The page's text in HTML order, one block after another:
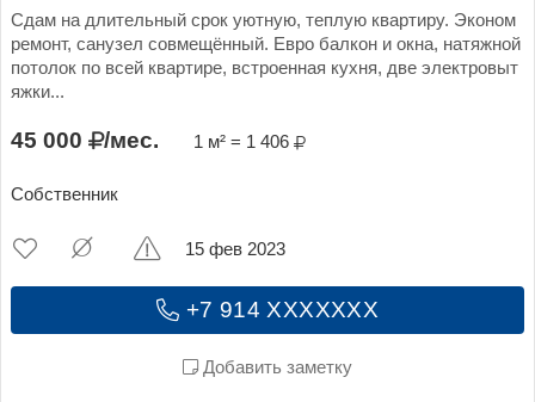
Сдам на длительный срок уютную, теплую квартиру. Эконом
ремонт, санузел совмещённый. Евро балкон и окна, натяжной
потолок по всей квартире, встроенная кухня, две электровыт
яжки...
45 000 /мес. 1 м² = 1 406
Собственник
+7 914 XXXXXXX
Добавить заметку
15 фев 2023